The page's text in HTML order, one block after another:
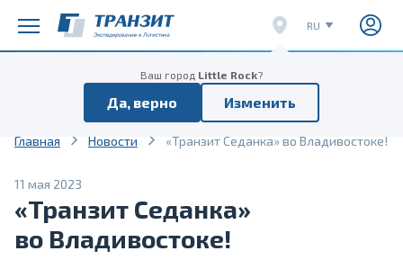
Ваш город Little Rock?
Да, верно Изменить
RU
EN
Расписание поездов Расписание
Главная Новости «Транзит Седанка» во Владивостоке!
11 мая 2023
«Транзит Седанка»
во Владивостоке!